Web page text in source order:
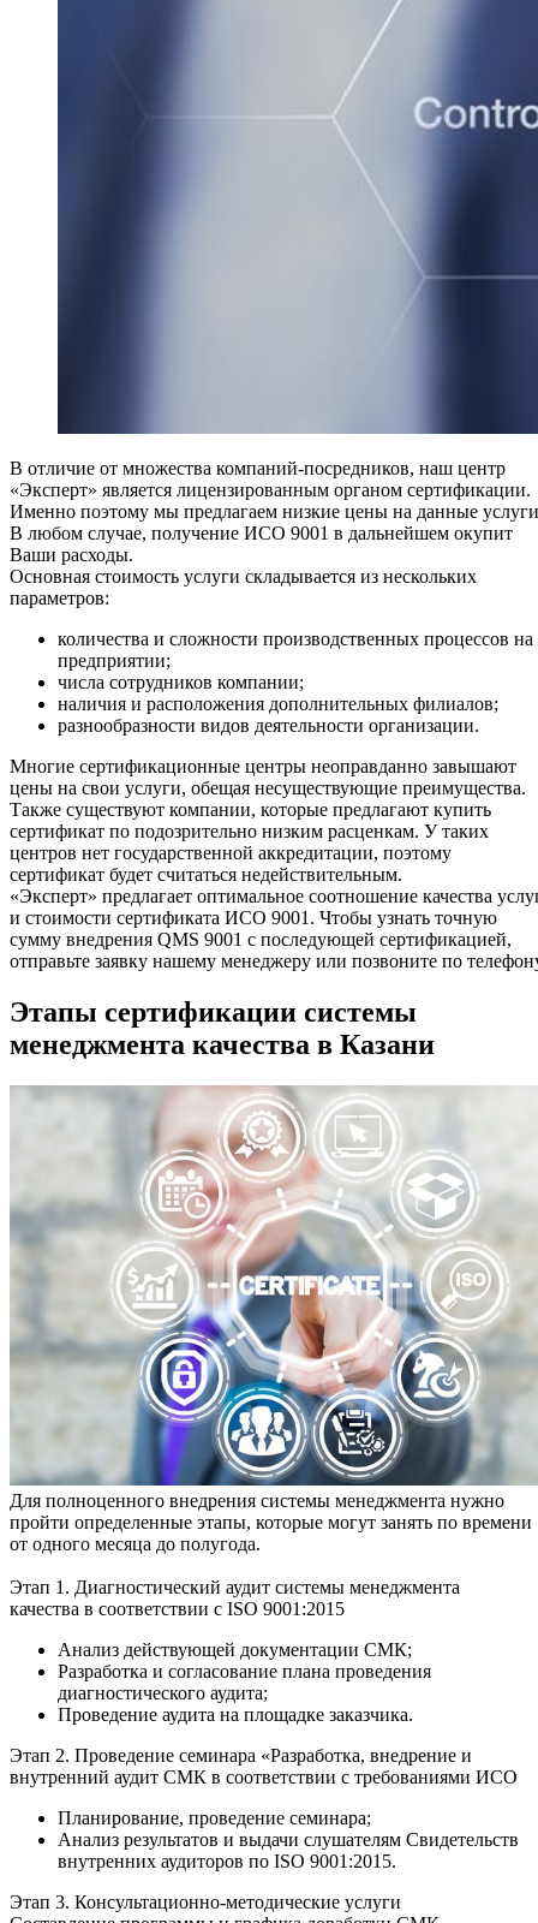
В отличие от множества компаний-посредников, наш центр
«Эксперт» является лицензированным органом сертификации.
Именно поэтому мы предлагаем низкие цены на данные
В любом случае, получение ИСО 9001 в дальнейшем окупит
Ваши расходы.
Основная стоимость услуги складывается из нескольких
параметров:
количества и сложности производственных процессов на
предприятии;
числа сотрудников компании;
наличия и расположения дополнительных филиалов;
разнообразности видов деятельности организации.
Многие сертификационные центры неоправданно завышают
цены на свои услуги, обещая несуществующие преимущества.
Также существуют компании, которые предлагают купить
сертификат по подозрительно низким расценкам. У таких
центров нет государственной аккредитации, поэтому
сертификат будет считаться недействительным.
«Эксперт» предлагает оптимальное соотношение качества
и стоимости сертификата ИСО 9001. Чтобы узнать точную
сумму внедрения QMS 9001 с последующей сертификацией,
отправьте заявку нашему менеджеру или позвоните по
Этапы сертификации системы
менеджмента качества в Казани
Для полноценного внедрения системы менеджмента нужно
пройти определенные этапы, которые могут занять по времени
от одного месяца до полугода.
Этап 1. Диагностический аудит системы менеджмента
качества в соответствии с ISO 9001:2015
Анализ действующей документации СМК;
Разработка и согласование плана проведения
диагностического аудита;
Проведение аудита на площадке заказчика.
Этап 2. Проведение семинара «Разработка, внедрение и
внутренний аудит СМК в соответствии с требованиями ИСО
Планирование, проведение семинара;
Анализ результатов и выдачи слушателям Свидетельств
внутренних аудиторов по ISO 9001:2015.
Этап 3. Консультационно-методические услуги